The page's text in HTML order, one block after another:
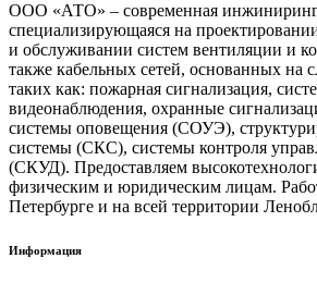
ООО «АТО» – современная
специализирующаяся на
и обслуживании систем вентиляции и
также кабельных сетей, основанных на
таких как: пожарная сигнализация,
видеонаблюдения, охранные
системы оповещения (СОУЭ),
системы (СКС), системы контроля
(СКУД). Предоставляем
физическим и юридическим лицам.
Петербурге и на всей территории
Информация